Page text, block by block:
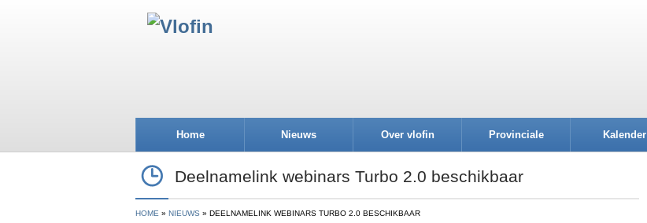
Home Nieuws Over vlofin Provinciale
afdelingen
Kalender
Deelnamelink webinars Turbo 2.0 beschikbaar
HOME NIEUWS DEELNAMELINK WEBINARS TURBO 2.0 BESCHIKBAAR